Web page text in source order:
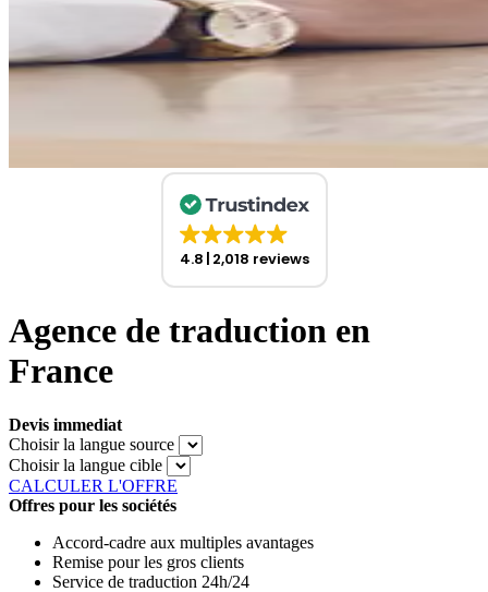
4.8 2,018 reviews
Agence de traduction en
France
Devis immediat
Choisir la langue source
Choisir la langue cible
CALCULER L'OFFRE
Offres pour les sociétés
Accord-cadre aux multiples avantages
Remise pour les gros clients
Service de traduction 24h/24